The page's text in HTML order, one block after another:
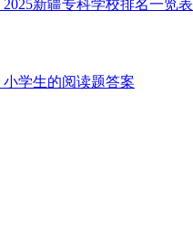
2025新疆专科学校排名一览表
小学生的阅读题答案